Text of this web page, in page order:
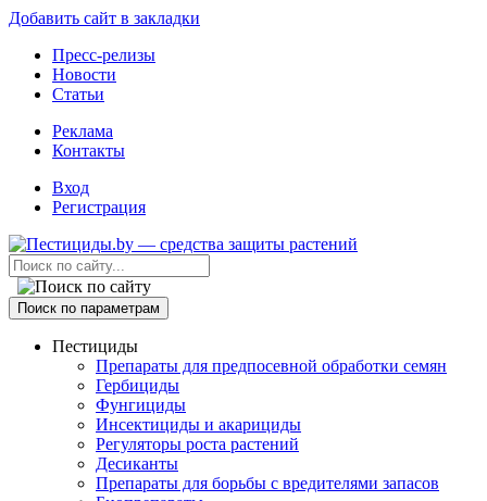
Добавить сайт в закладки
Пресс-релизы
Новости
Статьи
Реклама
Контакты
Вход
Регистрация
Поиск по параметрам
Пестициды
Препараты для предпосевной обработки семян
Гербициды
Фунгициды
Инсектициды и акарициды
Регуляторы роста растений
Десиканты
Препараты для борьбы с вредителями запасов